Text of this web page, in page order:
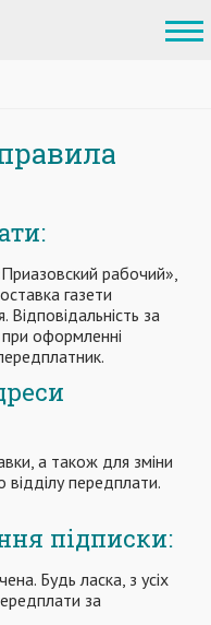
рабочий»,
газети
Відповідальність за
оформленні
а також для зміни
передплати.
підписки:
Будь ласка, з усіх
за